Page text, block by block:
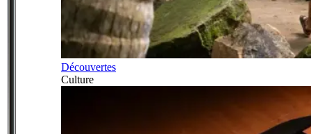
Découvertes
Culture